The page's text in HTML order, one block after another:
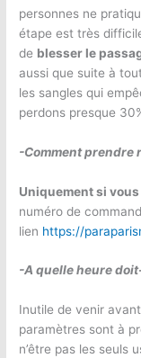
personnes ne
étape est très
de blesser le
aussi que suite à
les sangles qui
perdons presque
-Comment prendre
Uniquement si
numéro de
lien https://
-A quelle heure
Inutile de venir
paramètres sont à
n’être pas les seuls